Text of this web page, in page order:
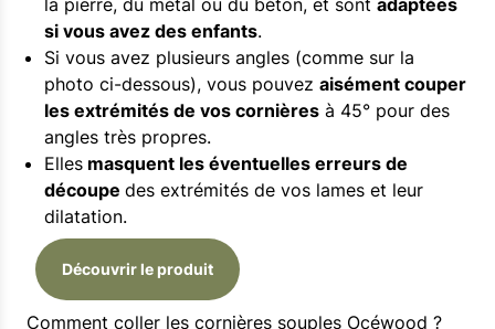
si vous avez des enfants.
Si vous avez plusieurs angles (comme sur la
photo ci-dessous), vous pouvez aisément couper
les extrémités de vos cornières à 45° pour des
angles très propres.
Elles masquent les éventuelles erreurs de
découpe des extrémités de vos lames et leur
dilatation.
Découvrir le produit
Comment coller les cornières souples Océwood ?